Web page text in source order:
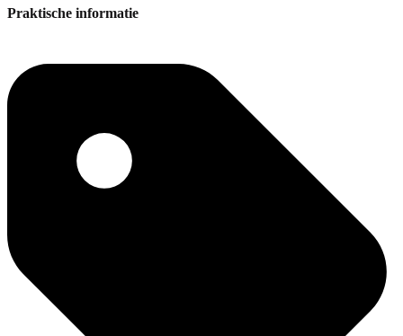
Praktische informatie